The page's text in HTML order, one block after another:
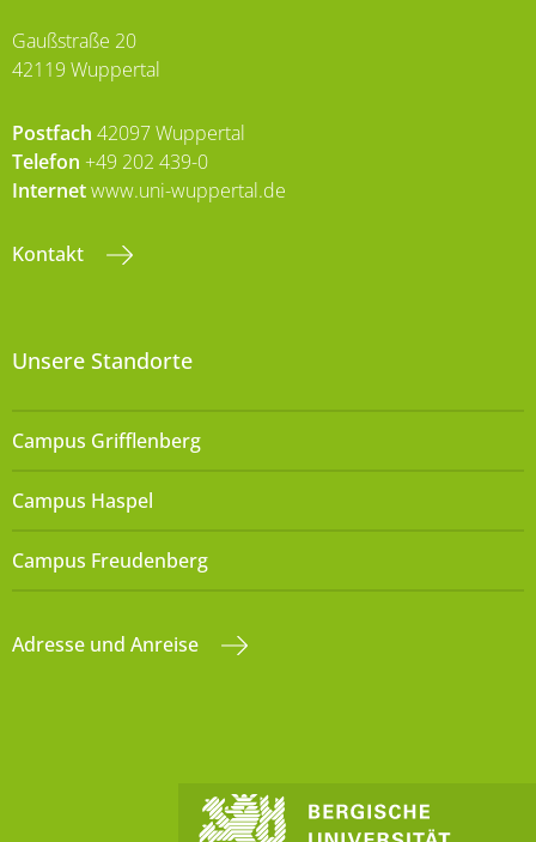
Gaußstraße 20
42119 Wuppertal
Postfach 42097 Wuppertal
Telefon +49 202 439-0
Internetwww.uni-wuppertal.de
Kontakt
Unsere Standorte
Campus Grifflenberg
Campus Haspel
Campus Freudenberg
Adresse und Anreise